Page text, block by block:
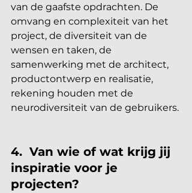
van de gaafste opdrachten. De
omvang en complexiteit van het
project, de diversiteit van de
wensen en taken, de
samenwerking met de architect,
productontwerp en realisatie,
rekening houden met de
neurodiversiteit van de gebruikers.
4.  Van wie of wat krijg jij
inspiratie voor je
projecten?